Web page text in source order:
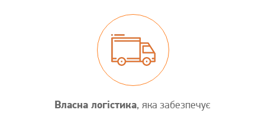
Власна логістика, яка забезпечує